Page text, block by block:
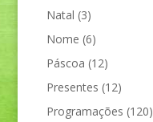
Natal (3)
Nome (6)
Páscoa (12)
Presentes (12)
Programações (120)